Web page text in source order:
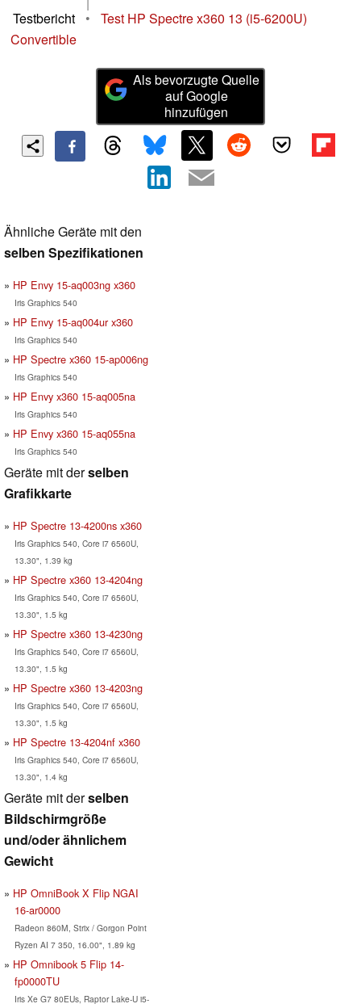
Testbericht
•
Test HP Spectre x360 13 (i5-6200U)
Convertible
Als bevorzugte Quelle
auf Google
hinzufügen
Ähnliche Geräte mit den
selben Spezifikationen
HP Envy 15-aq003ng x360
Iris Graphics 540
HP Envy 15-aq004ur x360
Iris Graphics 540
HP Spectre x360 15-ap006ng
Iris Graphics 540
HP Envy x360 15-aq005na
Iris Graphics 540
HP Envy x360 15-aq055na
Iris Graphics 540
Geräte mit derselben
Grafikkarte
HP Spectre 13-4200ns x360
Iris Graphics 540, Core i7 6560U,
13.30", 1.39 kg
HP Spectre x360 13-4204ng
Iris Graphics 540, Core i7 6560U,
13.30", 1.5 kg
HP Spectre x360 13-4230ng
Iris Graphics 540, Core i7 6560U,
13.30", 1.5 kg
HP Spectre x360 13-4203ng
Iris Graphics 540, Core i7 6560U,
13.30", 1.5 kg
HP Spectre 13-4204nf x360
Iris Graphics 540, Core i7 6560U,
13.30", 1.4 kg
Geräte mit derselben
Bildschirmgröße
und/oder ähnlichem
Gewicht
HP OmniBook X Flip NGAI
16-ar0000
Radeon 860M, Strix / Gorgon Point
Ryzen AI 7 350, 16.00", 1.89 kg
HP Omnibook 5 Flip 14-
fp0000TU
Iris Xe G7 80EUs, Raptor Lake-U i5-